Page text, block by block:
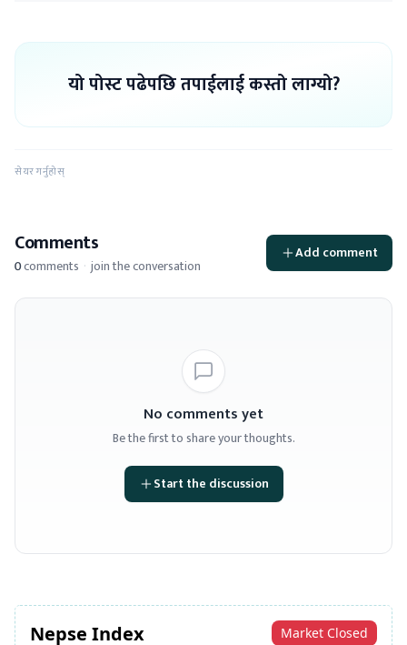
यो पोस्ट पढेपछि तपाईलाई कस्तो लाग्यो?
सेयर गर्नुहोस्
Comments
0comments · join the conversation
Add comment
No comments yet
Be the first to share your thoughts.
Start the discussion